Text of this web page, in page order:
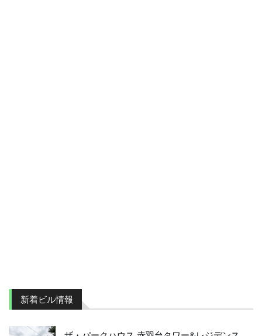
新着ビル情報